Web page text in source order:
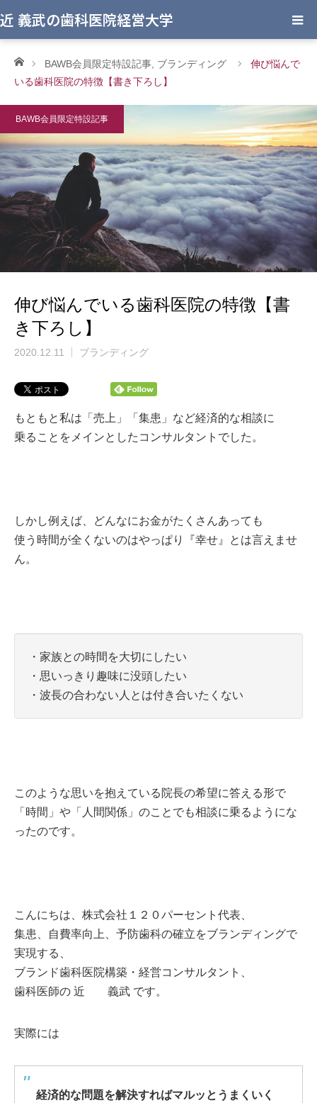
近 義武の歯科医院経営大学
ホームBAWB会員限定特設記事 ブランディング
伸び悩んで
いる歯科医院の特徴【書き下ろし】
BAWB会員限定特設記事
伸び悩んでいる歯科医院の特徴【書
き下ろし】
2020.12.11 ブランディング
もともと私は「売上」「集患」など経済的な相談に
乗ることを メインとしたコンサルタントでした。
しかし例えば、どんなにお金がたくさんあっても
使う時間が全くないのはやっぱり『幸せ』とは言えませ
ん。
・家族との時間を大切にしたい
・思いっきり趣味に没頭したい
・波長の合わない人とは付き合いたくない
このような思いを抱えている院長の希望に答える形で
「時間」や 「人間関係」のことでも相談に乗るようにな
ったのです。
こんにちは、株式会社１２０パーセント代表、
集患、自費率向上、予防歯科の確立をブランディングで
実現する、
ブランド歯科医院構築・経営コンサルタント、
歯科医師の 近 義武 です。
実際には
経済的な問題を解決すればマルッとうまくいく